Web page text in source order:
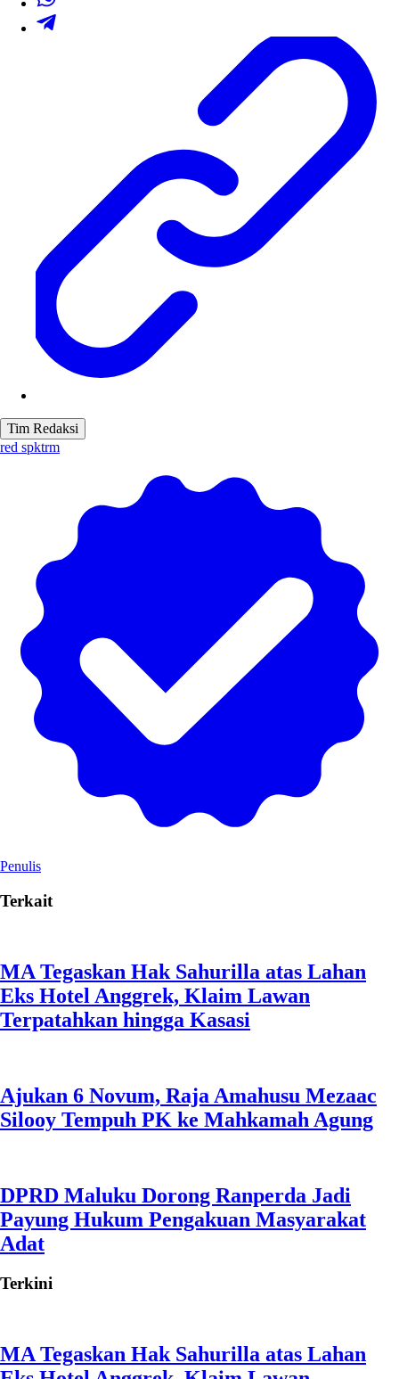
Tim Redaksi
red spktrm
Penulis
Terkait
MA Tegaskan Hak Sahurilla atas Lahan
Eks Hotel Anggrek, Klaim Lawan
Terpatahkan hingga Kasasi
Ajukan 6 Novum, Raja Amahusu Mezaac
Silooy Tempuh PK ke Mahkamah Agung
DPRD Maluku Dorong Ranperda Jadi
Payung Hukum Pengakuan Masyarakat
Adat
Terkini
MA Tegaskan Hak Sahurilla atas Lahan